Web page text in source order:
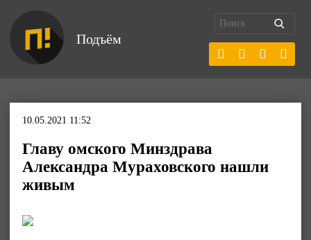
Подъём
10.05.2021 11:52
Главу омского Минздрава
Александра Мураховского нашли
живым